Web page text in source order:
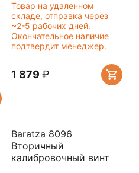
Товар на удаленном
складе, отправка через
~2-5 рабочих дней.
Окончательное наличие
подтвердит менеджер.
1 879 ₽
Baratza 8096
Вторичный
калибровочный винт